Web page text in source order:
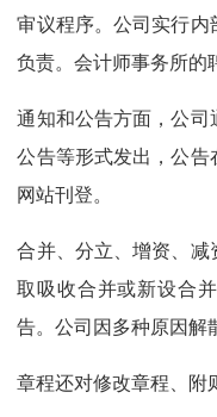
审议程序。公司实行
负责。会计师事务所的
通知和公告方面，公司
公告等形式发出，公
网站刊登。
合并、分立、增资、
取吸收合并或新设合
告。公司因多种原因解
章程还对修改章程、附